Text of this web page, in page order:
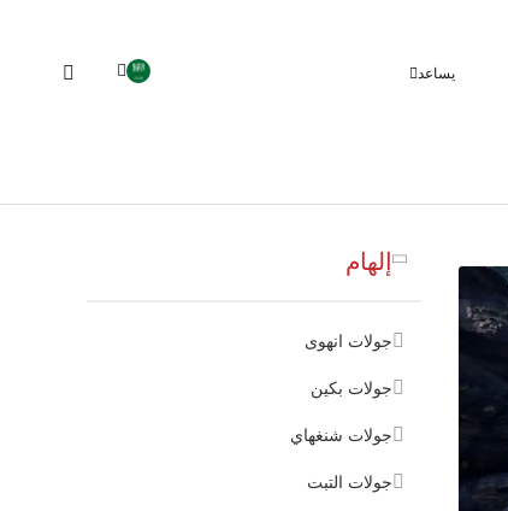
يساعد
إلهام
جولات انهوى
جولات بكين
جولات شنغهاي
جولات التبت